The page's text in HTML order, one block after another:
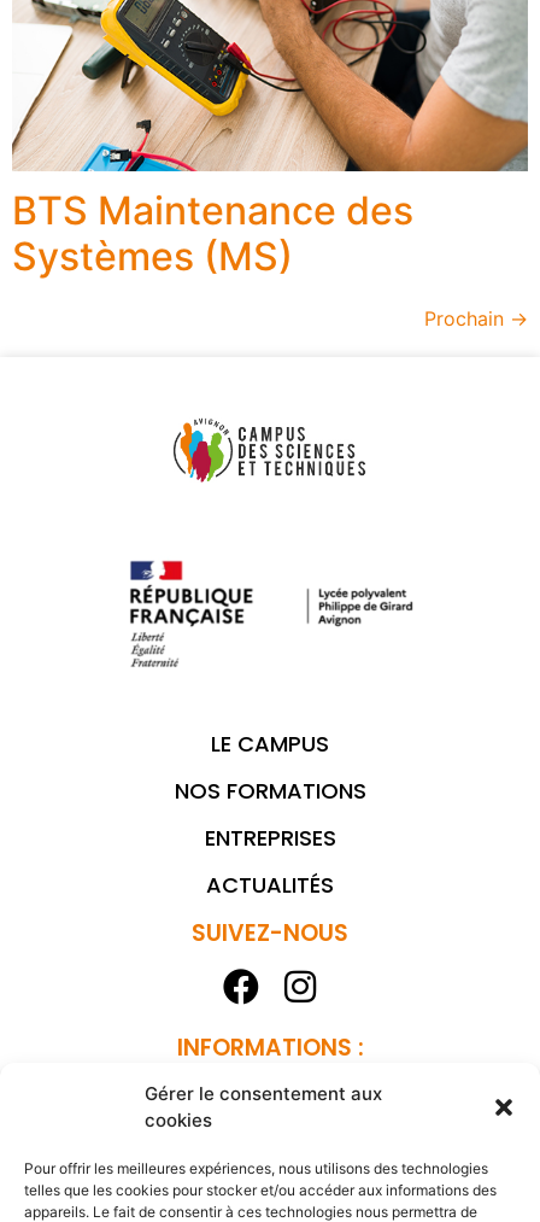
Gérer le consentement aux
cookies
Pour offrir les meilleures expériences, nous utilisons des technologies
telles que les cookies pour stocker et/ou accéder aux informations des
appareils. Le fait de consentir à ces technologies nous permettra de
BTS Maintenance des
Systèmes (MS)
Prochain →
LE CAMPUS
NOS FORMATIONS
ENTREPRISES
ACTUALITÉS
SUIVEZ-NOUS
INFORMATIONS :
MENTIONS LÉGALES
REJOIGNEZ-NOUS